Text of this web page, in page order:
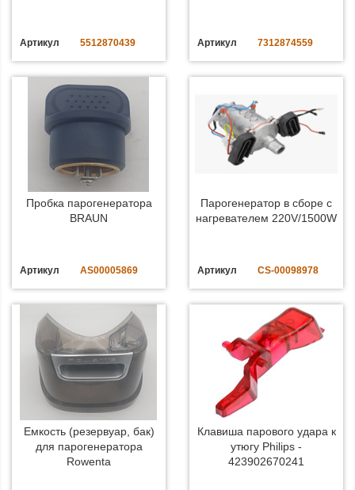
Артикул 5512870439 Артикул 7312874559
Пробка парогенератора
BRAUN
Артикул AS00005869
Парогенератор в сборе с
нагревателем 220V/1500W
Артикул CS-00098978
Емкость (резервуар, бак)
для парогенератора
Rowenta
Клавиша парового удара к
утюгу Philips -
423902670241